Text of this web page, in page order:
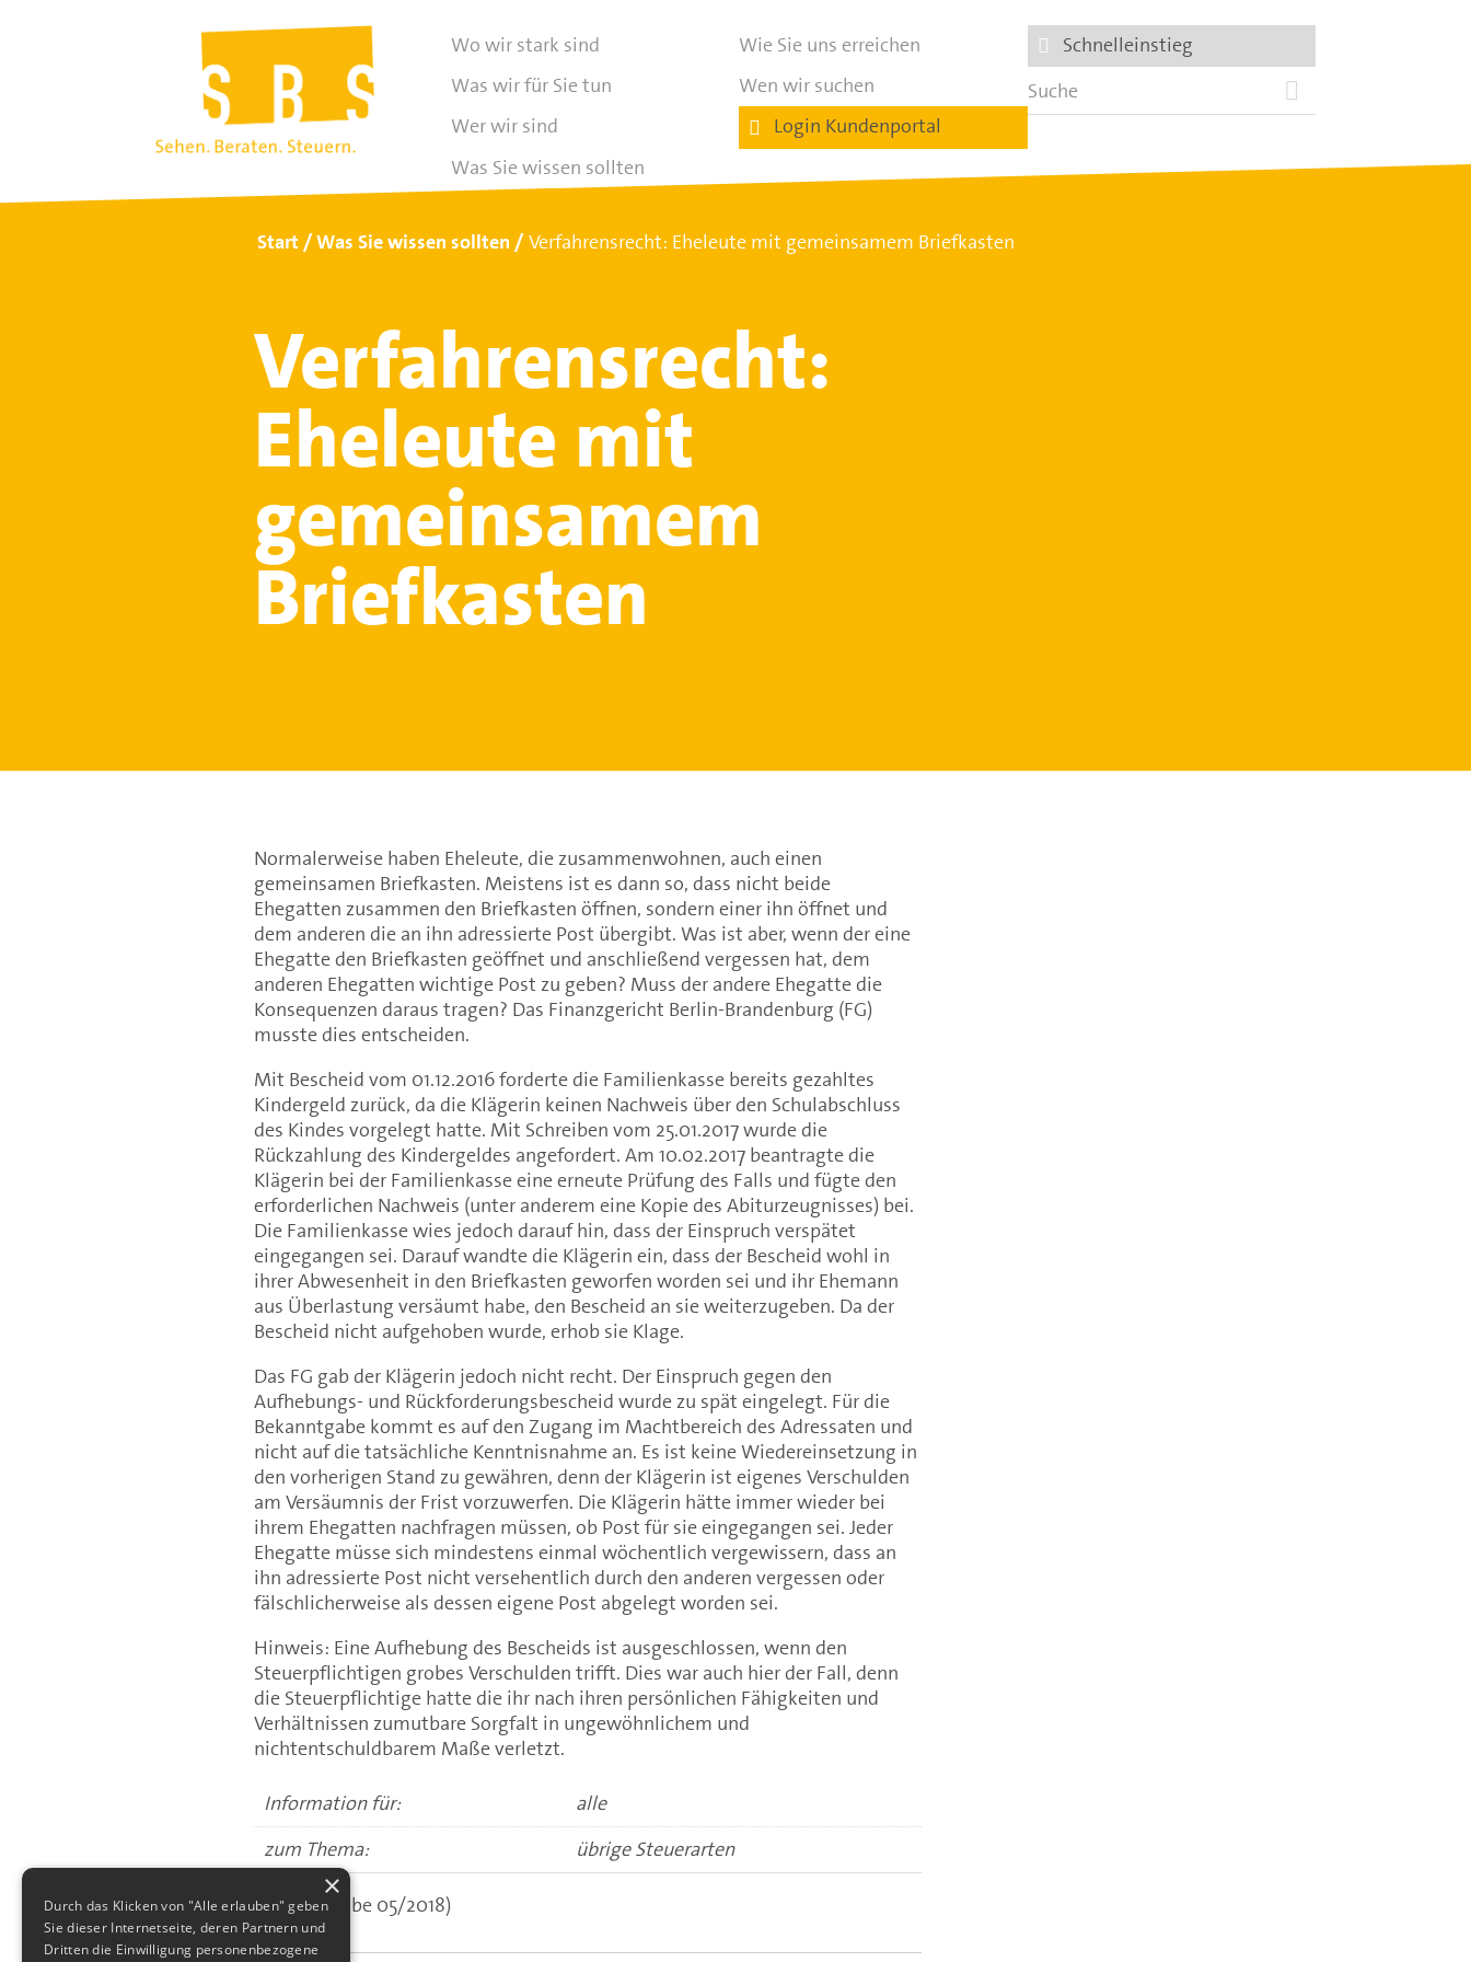
Wo wir stark sind
Was wir für Sie tun
Wer wir sind
Was Sie wissen sollten
Wie Sie uns erreichen
Wen wir suchen
Login Kundenportal
Schnelleinstieg
Start Was Sie wissen sollten Verfahrensrecht: Eheleute mit gemeinsamem Briefkasten
Verfahrensrecht:
Eheleute mit
gemeinsamem
Briefkasten
Normalerweise haben Eheleute, die zusammenwohnen, auch einen
gemeinsamen Briefkasten. Meistens ist es dann so, dass nicht beide
Ehegatten zusammen den Briefkasten öffnen, sondern einer ihn öffnet und
dem anderen die an ihn adressierte Post übergibt. Was ist aber, wenn der eine
Ehegatte den Briefkasten geöffnet und anschließend vergessen hat, dem
anderen Ehegatten wichtige Post zu geben? Muss der andere Ehegatte die
Konsequenzen daraus tragen? Das Finanzgericht Berlin-Brandenburg (FG)
musste dies entscheiden.
Mit Bescheid vom 01.12.2016 forderte die Familienkasse bereits gezahltes
Kindergeld zurück, da die Klägerin keinen Nachweis über den Schulabschluss
des Kindes vorgelegt hatte. Mit Schreiben vom 25.01.2017 wurde die
Rückzahlung des Kindergeldes angefordert. Am 10.02.2017 beantragte die
Klägerin bei der Familienkasse eine erneute Prüfung des Falls und fügte den
erforderlichen Nachweis (unter anderem eine Kopie des Abiturzeugnisses) bei.
Die Familienkasse wies jedoch darauf hin, dass der Einspruch verspätet
eingegangen sei. Darauf wandte die Klägerin ein, dass der Bescheid wohl in
ihrer Abwesenheit in den Briefkasten geworfen worden sei und ihr Ehemann
aus Überlastung versäumt habe, den Bescheid an sie weiterzugeben. Da der
Bescheid nicht aufgehoben wurde, erhob sie Klage.
Das FG gab der Klägerin jedoch nicht recht. Der Einspruch gegen den
Aufhebungs- und Rückforderungsbescheid wurde zu spät eingelegt. Für die
Bekanntgabe kommt es auf den Zugang im Machtbereich des Adressaten und
nicht auf die tatsächliche Kenntnisnahme an. Es ist keine Wiedereinsetzung in
den vorherigen Stand zu gewähren, denn der Klägerin ist eigenes Verschulden
am Versäumnis der Frist vorzuwerfen. Die Klägerin hätte immer wieder bei
ihrem Ehegatten nachfragen müssen, ob Post für sie eingegangen sei. Jeder
Ehegatte müsse sich mindestens einmal wöchentlich vergewissern, dass an
ihn adressierte Post nicht versehentlich durch den anderen vergessen oder
fälschlicherweise als dessen eigene Post abgelegt worden sei.
Hinweis: Eine Aufhebung des Bescheids ist ausgeschlossen, wenn den
Steuerpflichtigen grobes Verschulden trifft. Dies war auch hier der Fall, denn
die Steuerpflichtige hatte die ihr nach ihren persönlichen Fähigkeiten und
Verhältnissen zumutbare Sorgfalt in ungewöhnlichem und
nichtentschuldbarem Maße verletzt.
Information für:
alle
zum Thema:
übrige Steuerarten
(aus: Ausgabe 05/2018)
×
Durch das Klicken von "Alle erlauben" geben
Sie dieser Internetseite, deren Partnern und
Dritten die Einwilligung personenbezogene